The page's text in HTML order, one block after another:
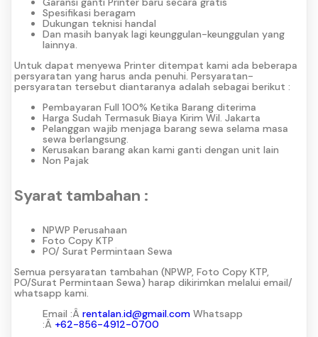
Spesifikasi beragam
Dukungan teknisi handal
Dan masih banyak lagi keunggulan-keunggulan yang
lainnya.
Untuk dapat menyewa Printer ditempat kami ada beberapa
persyaratan yang harus anda penuhi. Persyaratan-
persyaratan tersebut diantaranya adalah sebagai berikut :
Pembayaran Full 100% Ketika Barang diterima
Harga Sudah Termasuk Biaya Kirim Wil. Jakarta
Pelanggan wajib menjaga barang sewa selama masa
sewa berlangsung.
Kerusakan barang akan kami ganti dengan unit lain
Non Pajak
Syarat tambahan :
NPWP Perusahaan
Foto Copy KTP
PO/ Surat Permintaan Sewa
Semua persyaratan tambahan (NPWP, Foto Copy KTP,
PO/Surat Permintaan Sewa) harap dikirimkan melalui email/
whatsapp kami.
Email :Â rentalan.id@gmail.com Whatsapp
:Â +62-856-4912-0700